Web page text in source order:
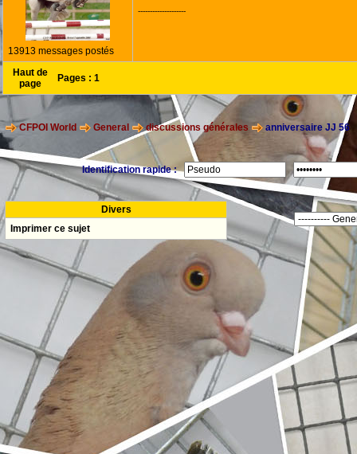
13913 messages postés
--------------------
Haut de
page
Pages : 1
CFPOI World General discussions générales anniversaire JJ 56
Identification rapide :
Divers
Imprimer ce sujet